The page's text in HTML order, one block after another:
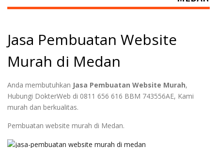
Jasa Pembuatan Website
Murah di Medan
Anda membutuhkan Jasa Pembuatan Website Murah,
Hubungi DokterWeb di 0811 656 616 BBM 743556AE, Kami
murah dan berkualitas.
Pembuatan website murah di Medan.